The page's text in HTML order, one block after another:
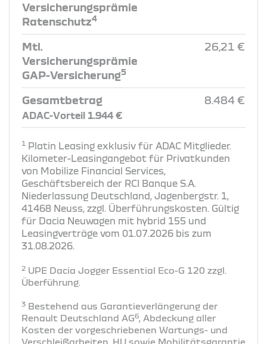
Versicherungsprämie
Ratenschutz4
Mtl.
Versicherungsprämie
GAP-Versicherung5
26,21 €
Gesamtbetrag
ADAC-Vorteil 1.944 €
8.484 €
1 Platin Leasing exklusiv für ADAC Mitglieder.
Kilometer-Leasingangebot für Privatkunden
von Mobilize Financial Services,
Geschäftsbereich der RCI Banque S.A.
Niederlassung Deutschland, Jagenbergstr. 1,
41468 Neuss, zzgl. Überführungskosten. Gültig
für Dacia Neuwagen mit hybrid 155 und
Leasingverträge vom 01.07.2026 bis zum
31.08.2026.
2 UPE Dacia Jogger Essential Eco-G 120 zzgl.
Überführung​.
3 Bestehend aus Garantieverlängerung der
Renault Deutschland AG6
, Abdeckung aller
Kosten der vorgeschriebenen Wartungs- und
Verschleißarbeiten, HU sowie Mobilitätsgarantie